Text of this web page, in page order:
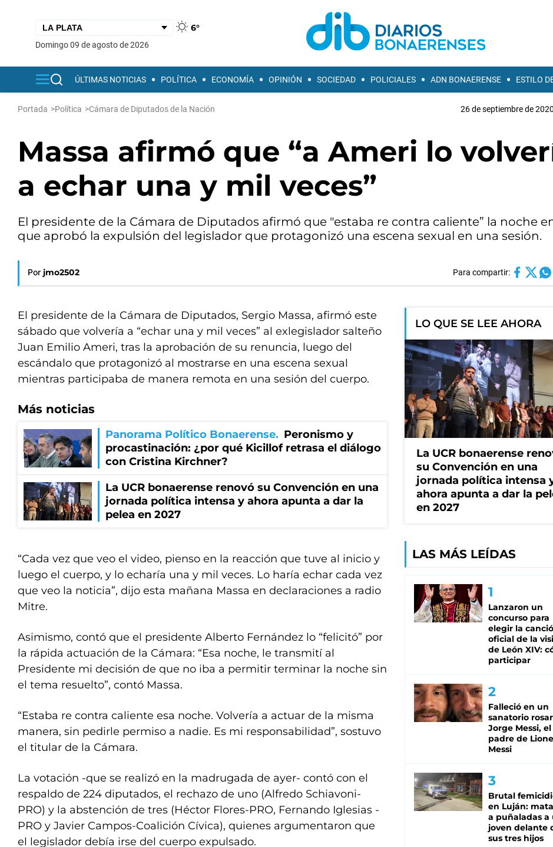
6°
domingo 09 de agosto de 2026
ÚLTIMAS NOTICIAS POLÍTICA ECONOMÍA OPINIÓN SOCIEDAD POLICIALES ADN BONAERENSE ESTILO
Portada >Política >Cámara de Diputados de la Nación 26 de septiembre de
Massa afirmó que “a Ameri lo
a echar una y mil veces”
El presidente de la Cámara de Diputados afirmó que "estaba re contra caliente” la noche
que aprobó la expulsión del legislador que protagonizó una escena sexual en una sesión.
Por jmo2502 Para compartir:
El presidente de la Cámara de Diputados, Sergio Massa, afirmó este
sábado que volvería a “echar una y mil veces” al exlegislador salteño
Juan Emilio Ameri, tras la aprobación de su renuncia, luego del
escándalo que protagonizó al mostrarse en una escena sexual
mientras participaba de manera remota en una sesión del cuerpo.
Más noticias
Panorama Político Bonaerense
Peronismo y
procastinación: ¿por qué Kicillof retrasa el diálogo
con Cristina Kirchner?
La UCR bonaerense renovó su Convención en una
jornada política intensa y ahora apunta a dar la
pelea en 2027
“Cada vez que veo el video, pienso en la reacción que tuve al inicio y
luego el cuerpo, y lo echaría una y mil veces. Lo haría echar cada vez
que veo la noticia”, dijo esta mañana Massa en declaraciones a radio
Mitre.
Asimismo, contó que el presidente Alberto Fernández lo “felicitó” por
la rápida actuación de la Cámara: “Esa noche, le transmití al
Presidente mi decisión de que no iba a permitir terminar la noche sin
el tema resuelto”, contó Massa.
“Estaba re contra caliente esa noche. Volvería a actuar de la misma
manera, sin pedirle permiso a nadie. Es mi responsabilidad”, sostuvo
el titular de la Cámara.
La votación -que se realizó en la madrugada de ayer- contó con el
respaldo de 224 diputados, el rechazo de uno (Alfredo Schiavoni-
PRO) y la abstención de tres (Héctor Flores-PRO, Fernando Iglesias -
PRO y Javier Campos-Coalición Cívica), quienes argumentaron que
el legislador debía irse del cuerpo expulsado.
LO QUE SE LEE AHORA
La UCR bonaerense
su Convención en una
jornada política intensa
ahora apunta a dar la
en 2027
LAS MÁS LEÍDAS
Lanzaron un
concurso para
elegir la
oficial de la
de León XIV:
participar
Falleció en un
sanatorio
Jorge Messi, el
padre de
Messi
Brutal
en Luján:
a puñaladas a
joven delante
sus tres hijos